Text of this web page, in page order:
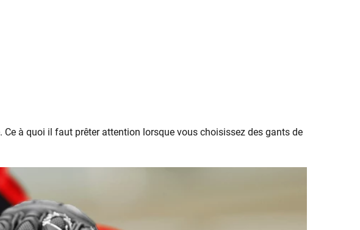
à quoi il faut prêter attention lorsque vous choisissez des gants de